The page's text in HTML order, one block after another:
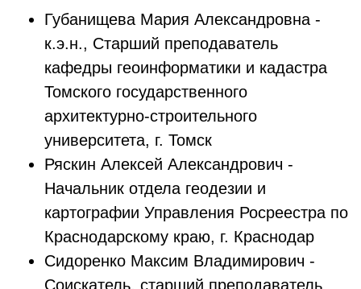
Губанищева Мария Александровна -
к.э.н., Старший преподаватель
кафедры геоинформатики и кадастра
Томского государственного
архитектурно-строительного
университета, г. Томск
Ряскин Алексей Александрович -
Начальник отдела геодезии и
картографии Управления Росреестра по
Краснодарскому краю, г. Краснодар
Сидоренко Максим Владимирович -
Соискатель, старший преподаватель